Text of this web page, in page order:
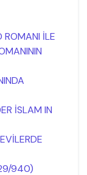
ROMANI İLE
İSLAM IN
940)